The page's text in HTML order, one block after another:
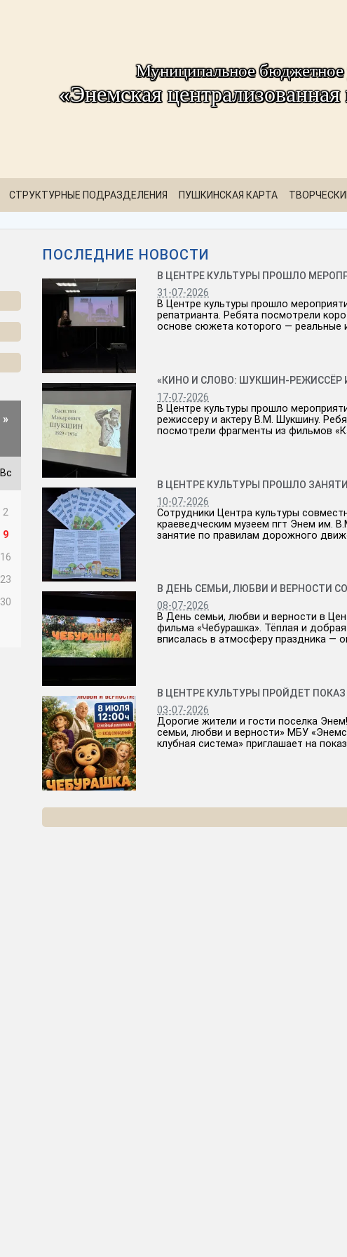
Муниципальное бюджетное
«Энемская
СТРУКТУРНЫЕ ПОДРАЗДЕЛЕНИЯ ПУШКИНСКАЯ КАРТА
»
Вс
2
9
16
23
30
ПОСЛЕДНИЕ НОВОСТИ
В ЦЕНТРЕ КУЛЬТУРЫ ПРОШЛО
31-07-2026
В Центре культуры прошло
репатрианта. Ребята посмотрели
основе сюжета которого — реальные
«КИНО И СЛОВО: ШУКШИН‑РЕЖИССЁР
17-07-2026
В Центре культуры прошло
режиссеру и актеру В.М. Шукшину.
посмотрели фрагменты из фильмов
В ЦЕНТРЕ КУЛЬТУРЫ ПРОШЛО
10-07-2026
Сотрудники Центра культуры
краеведческим музеем пгт Энем им.
занятие по правилам дорожного
В ДЕНЬ СЕМЬИ, ЛЮБВИ И ВЕРНОСТИ
08-07-2026
В День семьи, любви и верности в
фильма «Чебурашка». Тёплая и
вписалась в атмосферу праздника —
В ЦЕНТРЕ КУЛЬТУРЫ ПРОЙДЕТ
03-07-2026
Дорогие жители и гости поселка
семьи, любви и верности» МБУ
клубная система» приглашает на